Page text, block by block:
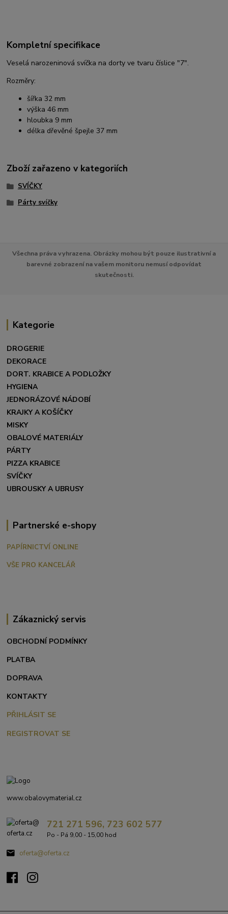
Kompletní specifikace
Veselá narozeninová svíčka na dorty ve tvaru číslice "7".
Rozměry:
šířka 32 mm
výška 46 mm
hloubka 9 mm
délka dřevěné špejle 37 mm
Zboží zařazeno v kategoriích
SVÍČKY
Párty svíčky
Všechna práva vyhrazena. Obrázky mohou být pouze ilustrativní a
barevné zobrazení na vašem monitoru nemusí odpovídat
skutečnosti.
Kategorie
DROGERIE
DEKORACE
DORT. KRABICE A PODLOŽKY
HYGIENA
JEDNORÁZOVÉ NÁDOBÍ
KRAJKY A KOŠÍČKY
MISKY
OBALOVÉ MATERIÁLY
PÁRTY
PIZZA KRABICE
SVÍČKY
UBROUSKY A UBRUSY
Partnerské e-shopy
PAPÍRNICTVÍ ONLINE
VŠE PRO KANCELÁŘ
Zákaznický servis
OBCHODNÍ PODMÍNKY
PLATBA
DOPRAVA
KONTAKTY
PŘIHLÁSIT SE
REGISTROVAT SE
www.obalovymaterial.cz
721 271 596, 723 602 577
Po - Pá 9,00 - 15,00 hod
oferta@oferta.cz